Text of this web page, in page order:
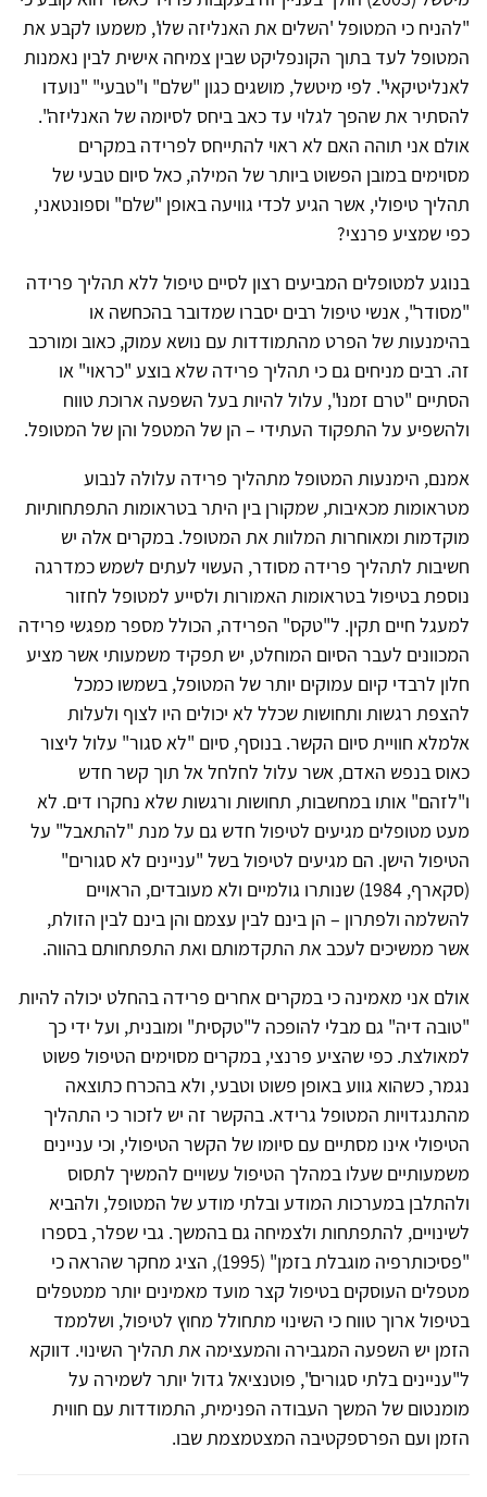
"להניח כי המטופל 'השלים את האנליזה שלו', משמעו לקבע את
המטופל לעד בתוך הקונפליקט שבין צמיחה אישית לבין נאמנות
לאנליטיקאי". לפי מיטשל, מושגים כגון "שלם" ו"טבעי" "נועדו
להסתיר את שהפך לגלוי עד כאב ביחס לסיומה של האנליזה".
אולם אני תוהה האם לא ראוי להתייחס לפרידה במקרים
מסוימים במובן הפשוט ביותר של המילה, כאל סיום טבעי של
תהליך טיפולי, אשר הגיע לכדי גוויעה באופן "שלם" וספונטאני,
כפי שמציע פרנצי?
בנוגע למטופלים המביעים רצון לסיים טיפול ללא תהליך פרידה
"מסודר", אנשי טיפול רבים יסברו שמדובר בהכחשה או
בהימנעות של הפרט מהתמודדות עם נושא עמוק, כאוב ומורכב
זה. רבים מניחים גם כי תהליך פרידה שלא בוצע "כראוי" או
הסתיים "טרם זמנו", עלול להיות בעל השפעה ארוכת טווח
ולהשפיע על התפקוד העתידי – הן של המטפל והן של המטופל.
אמנם, הימנעות המטופל מתהליך פרידה עלולה לנבוע
מטראומות מכאיבות, שמקורן בין היתר בטראומות התפתחותיות
מוקדמות ומאוחרות המלוות את המטופל. במקרים אלה יש
חשיבות לתהליך פרידה מסודר, העשוי לעתים לשמש כמדרגה
נוספת בטיפול בטראומות האמורות ולסייע למטופל לחזור
למעגל חיים תקין. ל"טקס" הפרידה, הכולל מספר מפגשי פרידה
המכוונים לעבר הסיום המוחלט, יש תפקיד משמעותי אשר מציע
חלון לרבדי קיום עמוקים יותר של המטופל, בשמשו כמכל
להצפת רגשות ותחושות שכלל לא יכולים היו לצוף ולעלות
אלמלא חוויית סיום הקשר. בנוסף, סיום "לא סגור" עלול ליצור
כאוס בנפש האדם, אשר עלול לחלחל אל תוך קשר חדש
ו"לזהם" אותו במחשבות, תחושות ורגשות שלא נחקרו דים. לא
מעט מטופלים מגיעים לטיפול חדש גם על מנת "להתאבל" על
הטיפול הישן. הם מגיעים לטיפול בשל "עניינים לא סגורים"
(סקארף, 1984) שנותרו גולמיים ולא מעובדים, הראויים
להשלמה ולפתרון – הן בינם לבין עצמם והן בינם לבין הזולת,
אשר ממשיכים לעכב את התקדמותם ואת התפתחותם בהווה.
אולם אני מאמינה כי במקרים אחרים פרידה בהחלט יכולה להיות
"טובה דיה" גם מבלי להופכה ל"טקסית" ומובנית, ועל ידי כך
למאולצת. כפי שהציע פרנצי, במקרים מסוימים הטיפול פשוט
נגמר, כשהוא גווע באופן פשוט וטבעי, ולא בהכרח כתוצאה
מהתנגדויות המטופל גרידא. בהקשר זה יש לזכור כי התהליך
הטיפולי אינו מסתיים עם סיומו של הקשר הטיפולי, וכי עניינים
משמעותיים שעלו במהלך הטיפול עשויים להמשיך לתסוס
ולהתלבן במערכות המודע ובלתי מודע של המטופל, ולהביא
לשינויים, להתפתחות ולצמיחה גם בהמשך. גבי שפלר, בספרו
"פסיכותרפיה מוגבלת בזמן" (1995), הציג מחקר שהראה כי
מטפלים העוסקים בטיפול קצר מועד מאמינים יותר ממטפלים
בטיפול ארוך טווח כי השינוי מתחולל מחוץ לטיפול, ושלממד
הזמן יש השפעה המגבירה והמעצימה את תהליך השינוי. דווקא
ל"עניינים בלתי סגורים", פוטנציאל גדול יותר לשמירה על
מומנטום של המשך העבודה הפנימית, התמודדות עם חווית
הזמן ועם הפרספקטיבה המצטמצמת שבו.